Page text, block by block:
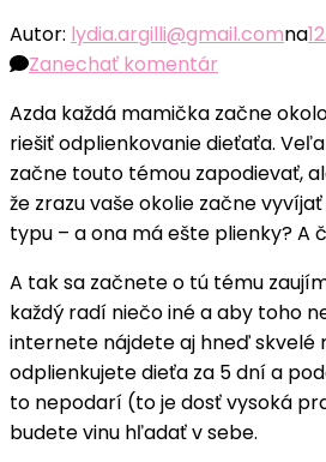
Autor: lydia.argilli@gmail.comna
Zanechať komentár
Ako
dieťa
–
overené
skúsenosti,
tipy
a
triky,
ktoré
vám
Azda každá mamička začne
riešiť odplienkovanie dieťaťa.
začne touto témou zapodievať,
že zrazu vaše okolie začne
typu – a ona má ešte plienky? A
A tak sa začnete o tú tému
každý radí niečo iné a aby toho
internete nájdete aj hneď skvelé
odplienkujete dieťa za 5 dní a
to nepodarí (to je dosť vysoká
budete vinu hľadať v sebe.